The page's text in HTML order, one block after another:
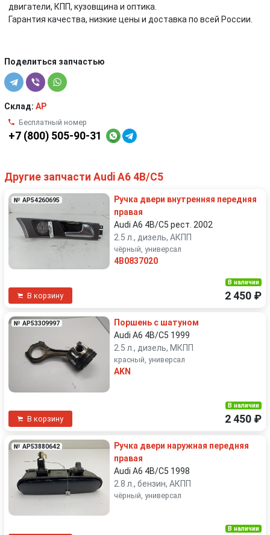
двигатели, КПП, кузовщина и оптика.
Гарантия качества, низкие цены и доставка по всей России.
Поделиться запчастью
Склад: AP
Бесплатный номер
+7 (800) 505-90-31
Другие запчасти Audi A6 4B/C5
№ AP54260695
Ручка двери внутренняя передняя
правая
Audi A6 4B/C5 рест. 2002
2.5 л., дизель, АКПП
чёрный, универсал
4B0837020
В корзину
В наличии
2 450 ₽
№ AP53309997
Поршень с шатуном
Audi A6 4B/C5 1999
2.5 л., дизель, МКПП
красный, универсал
AKN
В корзину
В наличии
2 450 ₽
№ AP53880642
Ручка двери наружная передняя
правая
Audi A6 4B/C5 1998
2.8 л., бензин, АКПП
чёрный, универсал
В наличии